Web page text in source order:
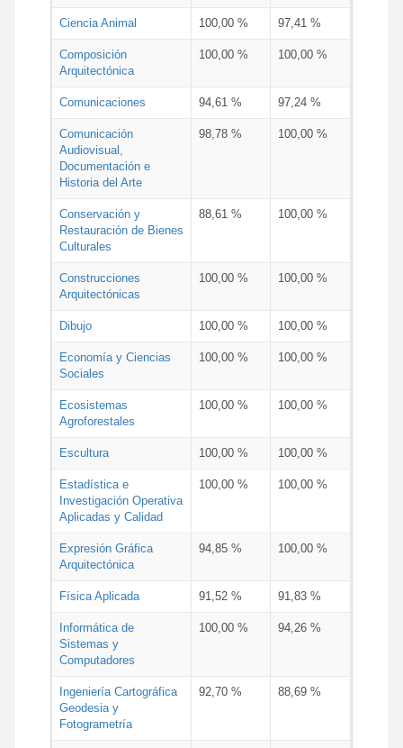
Ciencia Animal 100,00 % 97,41 %
Composición
Arquitectónica
100,00 % 100,00 %
Comunicaciones 94,61 % 97,24 %
Comunicación
Audiovisual,
Documentación e
Historia del Arte
98,78 % 100,00 %
Conservación y
Restauración de Bienes
Culturales
88,61 % 100,00 %
Construcciones
Arquitectónicas
100,00 % 100,00 %
Dibujo 100,00 % 100,00 %
Economía y Ciencias
Sociales
100,00 % 100,00 %
Ecosistemas
Agroforestales
100,00 % 100,00 %
Escultura 100,00 % 100,00 %
Estadística e
Investigación Operativa
Aplicadas y Calidad
100,00 % 100,00 %
Expresión Gráfica
Arquitectónica
94,85 % 100,00 %
Física Aplicada 91,52 % 91,83 %
Informática de
Sistemas y
Computadores
100,00 % 94,26 %
Ingeniería Cartográfica
Geodesia y
Fotogrametría
92,70 % 88,69 %